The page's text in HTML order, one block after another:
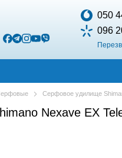
050
096
Серфовое удилище
Nexave EX